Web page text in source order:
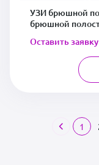
УЗИ брюшной
брюшной
Оставить заявку
1